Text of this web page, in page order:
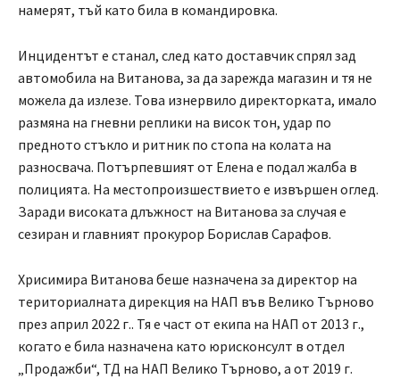
намерят, тъй като била в командировка.
Инцидентът е станал, след като доставчик спрял зад
автомобила на Витанова, за да зарежда магазин и тя не
можела да излезе. Това изнервило директорката, имало
размяна на гневни реплики на висок тон, удар по
предното стъкло и ритник по стопа на колата на
разносвача. Потърпевшият от Елена е подал жалба в
полицията. На местопроизшествието е извършен оглед.
Заради високата длъжност на Витанова за случая е
сезиран и главният прокурор Борислав Сарафов.
Хрисимира Витанова беше назначена за директор на
териториалната дирекция на НАП във Велико Търново
през април 2022 г.. Тя е част от екипа на НАП от 2013 г.,
когато е била назначена като юрисконсулт в отдел
„Продажби“, ТД на НАП Велико Търново, а от 2019 г.